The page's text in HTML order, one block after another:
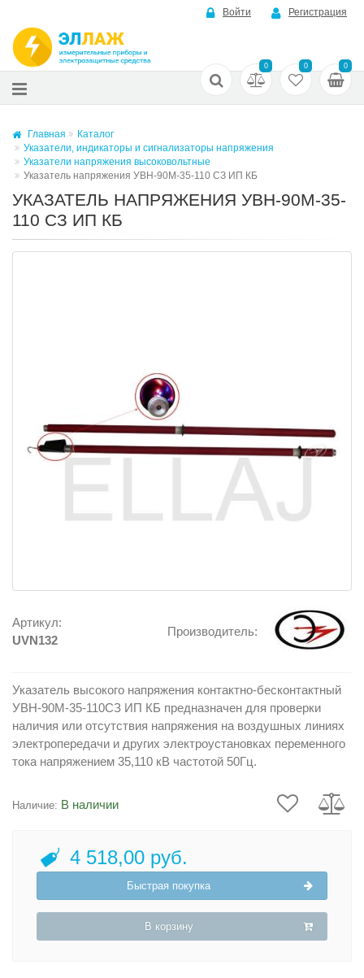
Войти Регистрация
0 0 0
Главная
Каталог
Указатели, индикаторы и сигнализаторы напряжения
Указатели напряжения высоковольтные
Указатель напряжения УВН-90М-35-110 СЗ ИП КБ
УКАЗАТЕЛЬ НАПРЯЖЕНИЯ УВН-90М-35-
110 СЗ ИП КБ
Артикул:
UVN132
Производитель:
Указатель высокого напряжения контактно-бесконтактный
УВН-90M-35-110СЗ ИП КБ предназначен для проверки
наличия или отсутствия напряжения на воздушных линиях
электропередачи и других электроустановках переменного
тока напряжением 35,110 кВ частотой 50Гц.
Наличие: В наличии
4 518,00 руб.
Быстрая покупка
В корзину